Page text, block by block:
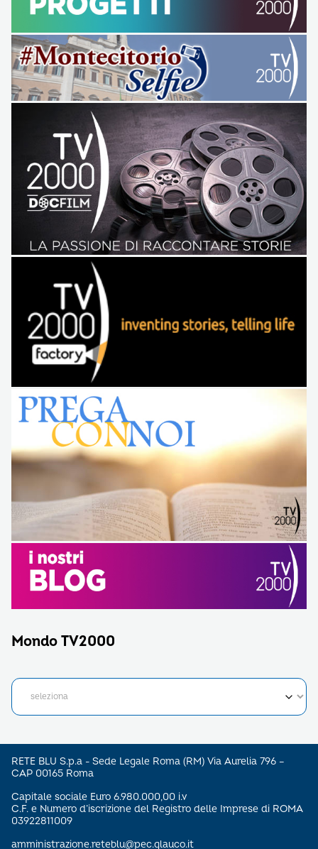
Mondo TV2000
RETE BLU S.p.a - Sede Legale Roma (RM) Via Aurelia 796 –
CAP 00165 Roma
Capitale sociale Euro 6.980.000,00 i.v
C.F. e Numero d’iscrizione del Registro delle Imprese di ROMA
03922811009
amministrazione.reteblu@pec.glauco.it